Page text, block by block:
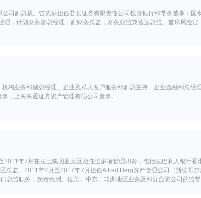
司副总裁。曾先后担任君安证券有限责任公司投资银行部常务董事；国
，计划财务部总经理，副财务总监，财务总监兼营运总监、首席风险官
构业务部副总经理、企业及私人客户服务部副总主持、企业金融部总经
，上海海通证券资产管理有限公司董事。
年7月在法巴集团亚太区担任过多项管理职务，包括法巴私人银行香
总监。2011年4月至2017年7月担任Alfred Berg资产管理公司（斯德哥
监职务，负责欧洲、拉美、中东、非洲地区业务及部分合资公司的监